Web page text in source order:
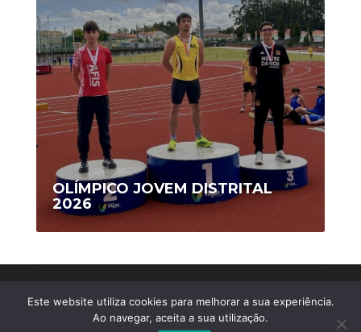
OLÍMPICO JOVEM DISTRITAL
2026
Reservados
Este website utiliza cookies para melhorar a sua experiência.
Ao navegar, aceita a sua utilização.